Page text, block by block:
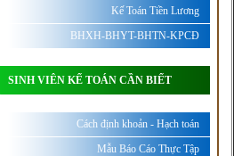
Kế Toán Tiền Lương
BHXH-BHYT-BHTN-KPCĐ
SINH VIÊN KẾ TOÁN CẦN BIẾT
Cách định khoản - Hạch toán
Mẫu Báo Cáo Thực Tập